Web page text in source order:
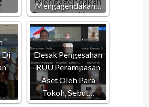
Mengagendakan…
Di
Desak Pengesahan
RUU Perampasan
Aset Oleh Para
Tokoh, Sebut…